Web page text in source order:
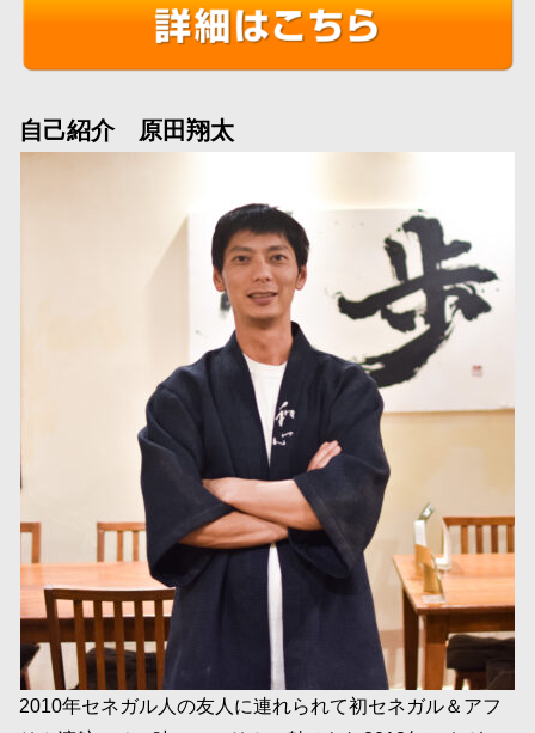
自己紹介 原田翔太
2010年セネガル人の友人に連れられて初セネガル＆アフ